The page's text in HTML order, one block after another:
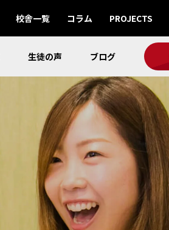
校舎一覧 コラム PROJECTS
生徒の声 ブログ